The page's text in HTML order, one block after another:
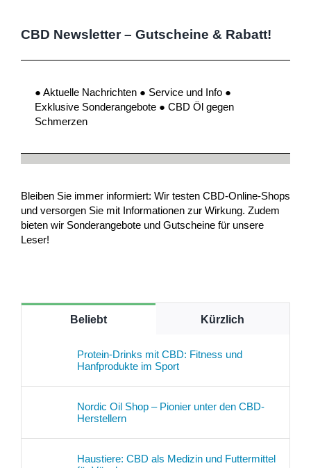
CBD Newsletter – Gutscheine & Rabatt!
● Aktuelle Nachrichten ● Service und Info ●
Exklusive Sonderangebote ● CBD Öl gegen
Schmerzen
Bleiben Sie immer informiert: Wir testen CBD-Online-Shops
und versorgen Sie mit Informationen zur Wirkung. Zudem
bieten wir Sonderangebote und Gutscheine für unsere
Leser!
Beliebt Kürzlich
Protein-Drinks mit CBD: Fitness und
Hanfprodukte im Sport
Nordic Oil Shop – Pionier unter den CBD-
Herstellern
Haustiere: CBD als Medizin und Futtermittel